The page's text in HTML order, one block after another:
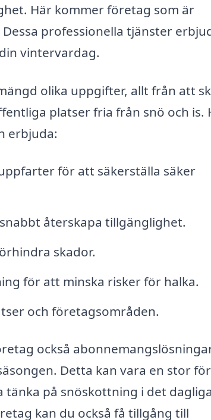
Här kommer företag som är
professionella tjänster
vintervardag.
olika uppgifter, allt från att
platser fria från snö och is.
erbjuda:
för att säkerställa säker
återskapa tillgänglighet.
skador.
för att minska risker för halka.
och företagsområden.
också
Detta kan vara en stor
på snöskottning i det
kan du också få tillgång till